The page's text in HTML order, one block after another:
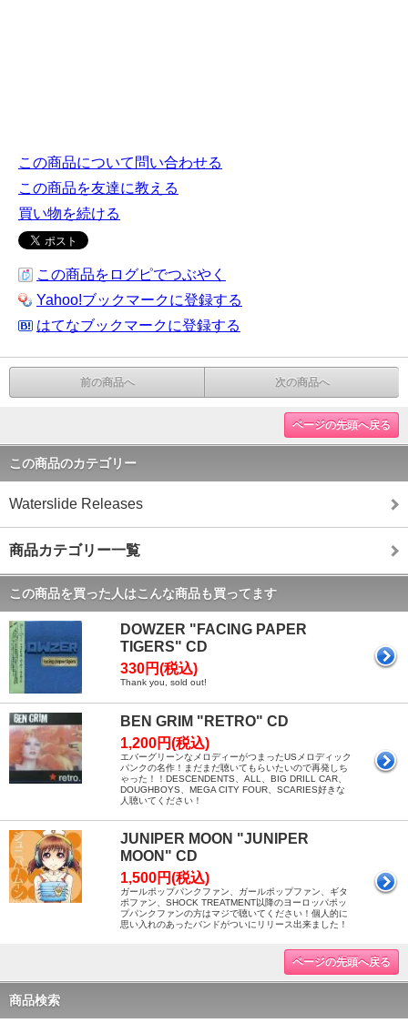
この商品について問い合わせる
この商品を友達に教える
買い物を続ける
この商品をログピでつぶやく
Yahoo!ブックマークに登録する
はてなブックマークに登録する
前の商品へ 次の商品へ
ページの先頭へ戻る
この商品のカテゴリー
Waterslide Releases
商品カテゴリー一覧
この商品を買った人はこんな商品も買ってます
DOWZER "FACING PAPER
TIGERS" CD
330円(税込)
Thank you, sold out!
BEN GRIM "RETRO" CD
1,200円(税込)
エバーグリーンなメロディーがつまったUSメロディック
パンクの名作！まだまだ聴いてもらいたいので再発しち
ゃった！！DESCENDENTS、ALL、BIG DRILL CAR、
DOUGHBOYS、MEGA CITY FOUR、SCARIES好きな
人聴いてください！
JUNIPER MOON "JUNIPER
MOON" CD
1,500円(税込)
ガールポップパンクファン、ガールポップファン、ギタ
ポファン、SHOCK TREATMENT以降のヨーロッパポッ
プパンクファンの方はマジで聴いてください！個人的に
思い入れのあったバンドがついにリリース出来ました！
ページの先頭へ戻る
商品検索